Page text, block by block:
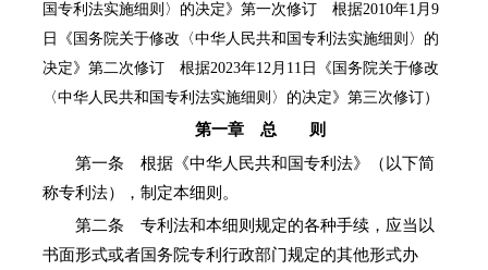
国专利法实施细则〉的决定》第一次修订 根据2010年1月9
日《国务院关于修改〈中华人民共和国专利法实施细则〉的
决定》第二次修订 根据2023年12月11日《国务院关于修改
〈中华人民共和国专利法实施细则〉的决定》第三次修订）
第一章 总 则
第一条 根据《中华人民共和国专利法》（以下简
称专利法），制定本细则。
第二条 专利法和本细则规定的各种手续，应当以
书面形式或者国务院专利行政部门规定的其他形式办